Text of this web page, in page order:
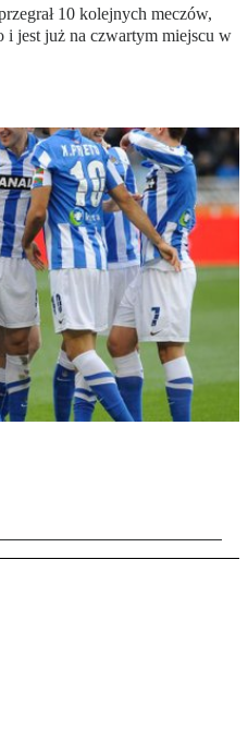
10 kolejnych meczów,
i jest już na czwartym miejscu w